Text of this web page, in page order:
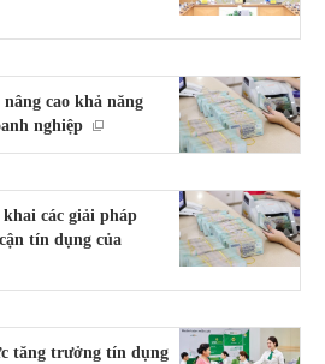
cao khả năng
nghiệp
các giải pháp
tín dụng của
tăng trưởng tín dụng